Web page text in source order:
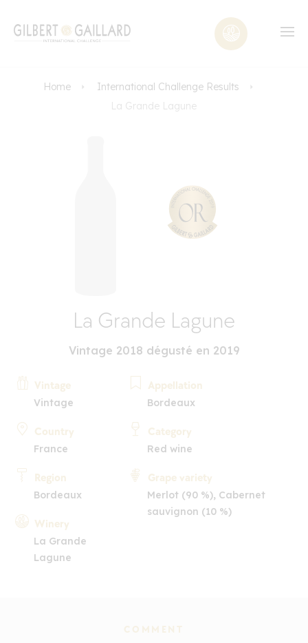
Home
International Challenge Results
La Grande Lagune
La Grande Lagune
Vintage 2018 dégusté en 2019
Vintage
Vintage
Country
France
Region
Bordeaux
Winery
La Grande
Lagune
Appellation
Bordeaux
Category
Red wine
Grape variety
Merlot (90 %), Cabernet
sauvignon (10 %)
COMMENT